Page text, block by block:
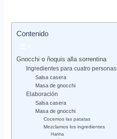
Contenido
Gnocchi o ñoquis alla sorrentina
Ingredientes para cuatro personas
Salsa casera
Masa de gnocchi
Elaboración
Salsa casera
Masa de gnocchi
Cocemos las patatas
Mezclamos los ingredientes
Harina